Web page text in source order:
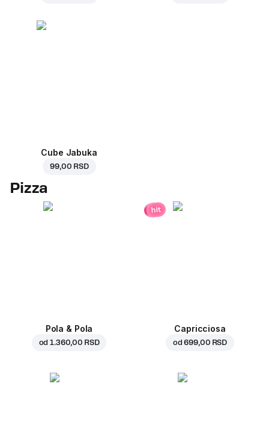
Cube Jabuka
99,00 RSD
Pizza
Pola & Pola
od1.360,00 RSD
hit
Capricciosa
od699,00 RSD